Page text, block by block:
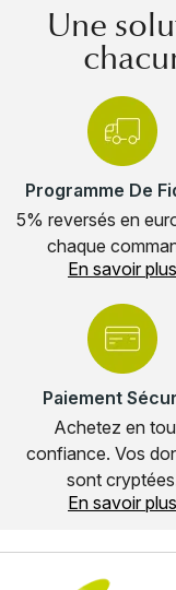
Une
Programme De
5% reversés en
chaque
En savoir plus
Paiement
Achetez en
confiance. Vos
sont
En savoir plus